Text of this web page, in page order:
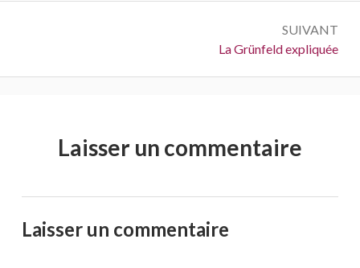
SUIVANT
Suivant :
La Grünfeld expliquée
Laisser un commentaire
Laisser un commentaire